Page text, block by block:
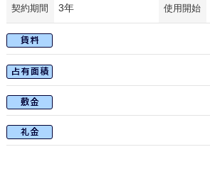
契約期間 3年 使用開始